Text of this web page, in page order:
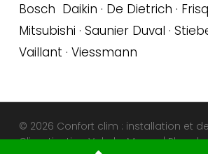
Bosch Daikin · De Dietrich ·
Mitsubishi · Saunier Duval ·
Vaillant · Viessmann
© 2026 Confort clim : installation et
Climatisation Val-de-Marne. |Plan du